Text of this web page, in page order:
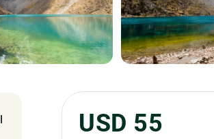
USD 55